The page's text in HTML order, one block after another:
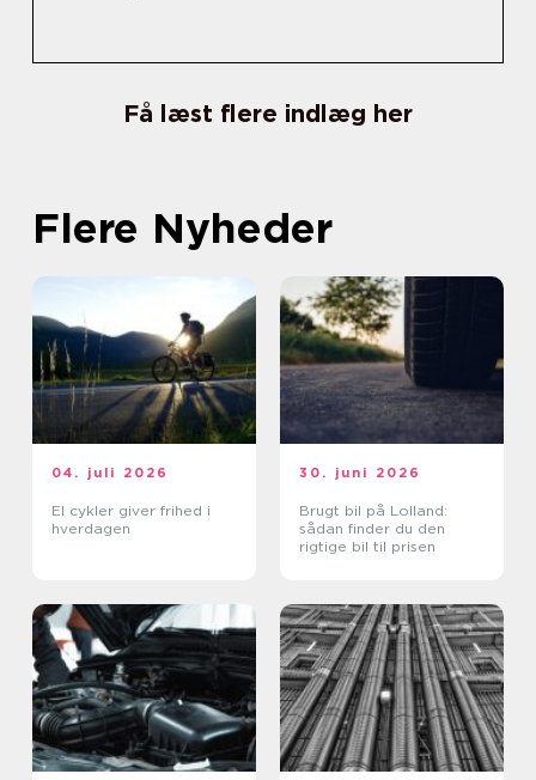
Få læst flere indlæg her
Flere Nyheder
04. juli 2026
El cykler giver frihed i
hverdagen
30. juni 2026
Brugt bil på Lolland:
sådan finder du den
rigtige bil til prisen